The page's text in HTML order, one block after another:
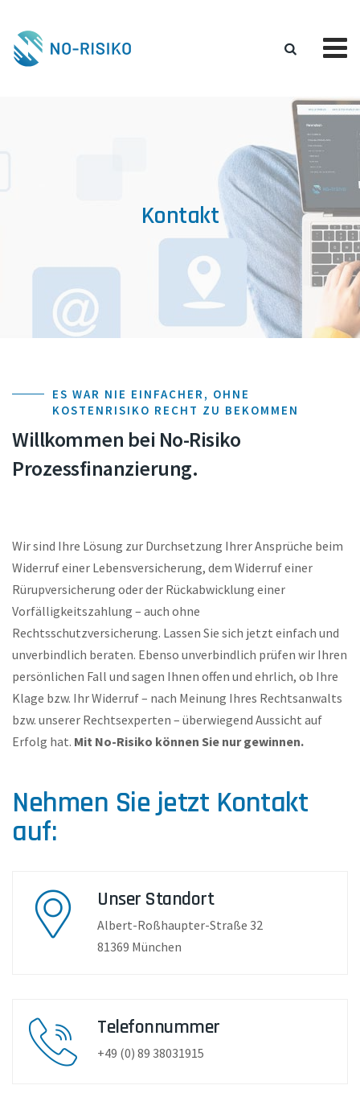
Kontakt
ES WAR NIE EINFACHER, OHNE
KOSTENRISIKO RECHT ZU BEKOMMEN
Willkommen bei No-Risiko
Prozessfinanzierung.
Wir sind Ihre Lösung zur Durchsetzung Ihrer Ansprüche beim
Widerruf einer Lebensversicherung, dem Widerruf einer
Rürupversicherung oder der Rückabwicklung einer
Vorfälligkeitszahlung – auch ohne
Rechtsschutzversicherung. Lassen Sie sich jetzt einfach und
unverbindlich beraten. Ebenso unverbindlich prüfen wir Ihren
persönlichen Fall und sagen Ihnen offen und ehrlich, ob Ihre
Klage bzw. Ihr Widerruf – nach Meinung Ihres Rechtsanwalts
bzw. unserer Rechtsexperten – überwiegend Aussicht auf
Erfolg hat. Mit No-Risiko können Sie nur gewinnen.
Nehmen Sie jetzt Kontakt
auf:
Unser Standort​​
Albert-Roßhaupter-Straße 32
81369 München
Telefonnummer
+49 (0) 89 38031915